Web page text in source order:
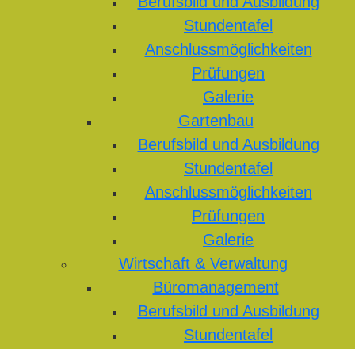
Stundentafel
Anschlussmöglichkeiten
Prüfungen
Galerie
Gartenbau
Berufsbild und Ausbildung
Stundentafel
Anschlussmöglichkeiten
Prüfungen
Galerie
Wirtschaft & Verwaltung
Büromanagement
Berufsbild und Ausbildung
Stundentafel